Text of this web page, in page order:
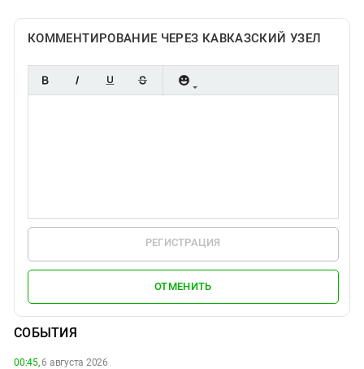
КОММЕНТИРОВАНИЕ ЧЕРЕЗ КАВКАЗСКИЙ УЗЕЛ
РЕГИСТРАЦИЯ
ОТМЕНИТЬ
СОБЫТИЯ
00:45,6 августа 2026